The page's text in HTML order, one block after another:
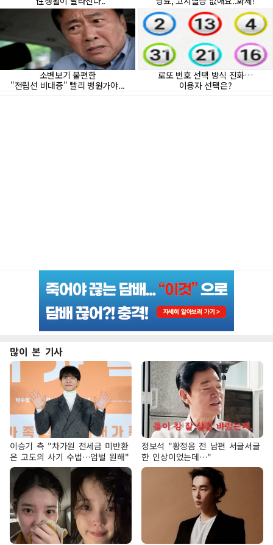
많이 본 기사
이승기 측 "차가원 전세금 미반환
은 고도의 사기 수법…엄벌 원해"
정보석 "황정음 전 남편 서글서글
한 인상이었는데…"